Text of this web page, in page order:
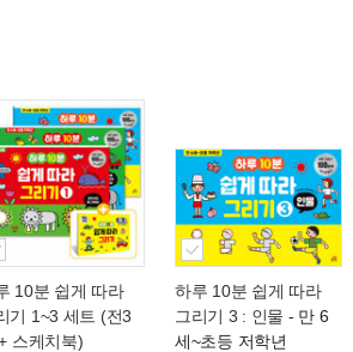
10분 쉽게 따라
기 1~3 세트 (전3
스케치북)
하루 10분 쉽게 따라
그리기 3 : 인물 - 만 6
세~초등 저학년